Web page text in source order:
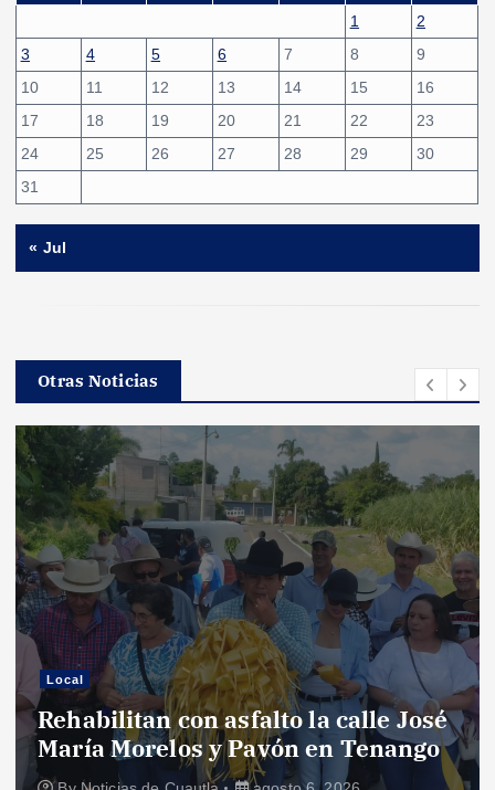
1
2
3
4 5 6 7 8
9
10
11 12 13 14 15
16
17
18 19 20 21 22
23
24
25 26 27 28 29
30
31
« Jul
Otras Noticias
Local
Rehabilitan con asfalto la calle José
María Morelos y Pavón en Tenango